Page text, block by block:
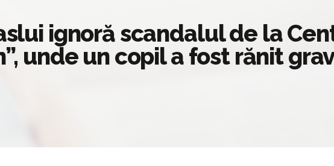
ignoră scandalul de la
unde un copil a fost rănit